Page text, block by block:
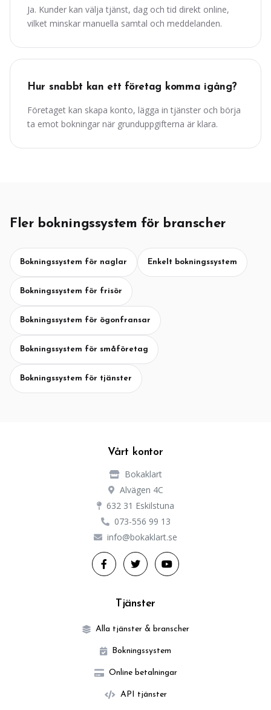
Ja. Kunder kan välja tjänst, dag och tid direkt online,
vilket minskar manuella samtal och meddelanden.
Hur snabbt kan ett företag komma igång?
Företaget kan skapa konto, lägga in tjänster och börja
ta emot bokningar när grunduppgifterna är klara.
Fler bokningssystem för branscher
Bokningssystem för naglar Enkelt bokningssystem
Bokningssystem för frisör
Bokningssystem för ögonfransar
Bokningssystem för småföretag
Bokningssystem för tjänster
Vårt kontor
Bokaklart
Alvägen 4C
632 31 Eskilstuna
073-556 99 13
info@bokaklart.se
Tjänster
Alla tjänster & branscher
Bokningssystem
Online betalningar
API tjänster